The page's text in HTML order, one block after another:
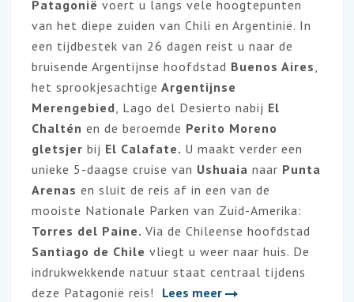
Patagonië voert u langs vele hoogtepunten
van het diepe zuiden van Chili en Argentinië. In
een tijdbestek van 26 dagen reist u naar de
bruisende Argentijnse hoofdstad Buenos Aires,
het sprookjesachtige Argentijnse
Merengebied, Lago del Desierto nabij El
Chaltén en de beroemde Perito Moreno
gletsjer bij El Calafate. U maakt verder een
unieke 5-daagse cruise van Ushuaia naar Punta
Arenas en sluit de reis af in een van de
mooiste Nationale Parken van Zuid-Amerika:
Torres del Paine. Via de Chileense hoofdstad
Santiago de Chile vliegt u weer naar huis. De
indrukwekkende natuur staat centraal tijdens
deze Patagonië reis!
Lees meer